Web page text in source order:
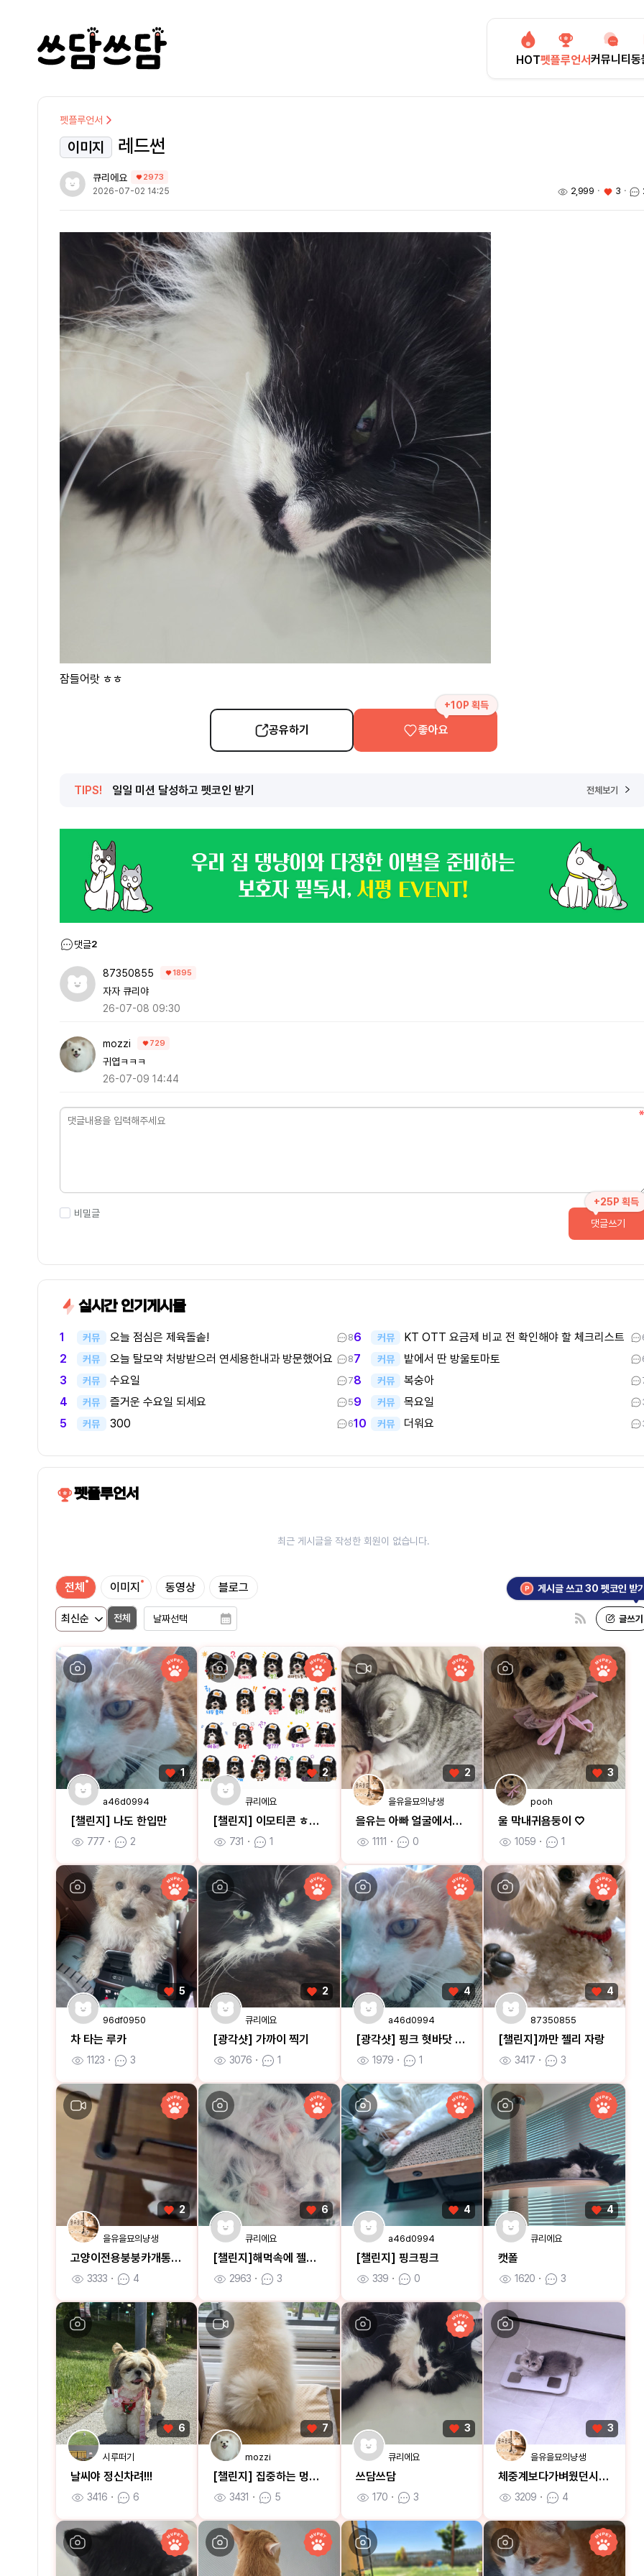
HOT펫플루언서커뮤니티 동
펫플루언서
이미지 레드썬
큐리에요 2973
2026-07-02 14:25 2,999 ㆍ 3 ㆍ
잠들어랏 ㅎㅎ
공유하기
+10P 획득
좋아요
TIPS! 일일 미션 달성하고 펫코인 받기 전체보기
댓글2
87350855 1895
자자 큐리야
26-07-08 09:30
mozzi 729
귀엽ㅋㅋㅋ
26-07-09 14:44
비밀글
+25P 획득
댓글쓰기
실시간 인기게시물
1 커뮤 오늘 점심은 제육돌솥! 8
2 커뮤 오늘 탈모약 처방받으러 연세용한내과 방문했어요 8
3 커뮤 수요일 7
4 커뮤 즐거운 수요일 되세요 5
5 커뮤 300 6
6 커뮤 KT OTT 요금제 비교 전 확인해야 할 체크리스트
7 커뮤 밭에서 딴 방울토마토
8 커뮤 복숭아
9 커뮤 목요일
10 커뮤 더워요
펫플루언서
최근 게시글을 작성한 회원이 없습니다.
전체 이미지 동영상 블로그
전체
게시글 쓰고 30 펫코인 받기
1
a46d0994
[챌린지] 나도 한입만
777 ㆍ 2
2
큐리에요
[챌린지] 이모티콘 ㅎㅎㅎ
731 ㆍ 1
2
을유을묘의냥생
을유는 아빠 얼굴에서만 잠이 와요
1111 ㆍ 0
3
pooh
울 막내귀욤둥이 ♡
1059 ㆍ 1
5
96df0950
차 타는 루카
1123 ㆍ 3
2
큐리에요
[광각샷] 가까이 찍기
3076 ㆍ 1
4
a46d0994
[광각샷] 핑크 혓바닷 ㅎㅎ
1979 ㆍ 1
4
87350855
[챌린지]까만 젤리 자랑
3417 ㆍ 3
2
을유을묘의냥생
고양이전용붕붕카개통했습니다ㅋㅋ
3333 ㆍ 4
6
큐리에요
[챌린지]해먹속에 젤리들
2963 ㆍ 3
4
a46d0994
[챌린지] 핑크핑크
339 ㆍ 0
4
큐리에요
캣폴
1620 ㆍ 3
6
시루떠기
날씨야 정신차려!!!
3416 ㆍ 6
7
mozzi
[챌린지] 집중하는 멍통수
3431 ㆍ 5
3
큐리에요
쓰담쓰담
170 ㆍ 3
3
을유을묘의냥생
체중계보다가벼웠던시절!!!
3209 ㆍ 4